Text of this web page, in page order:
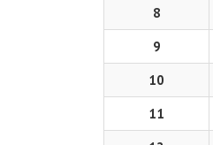
8
9
10
11